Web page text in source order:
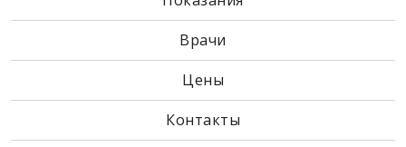
Врачи
Цены
Контакты